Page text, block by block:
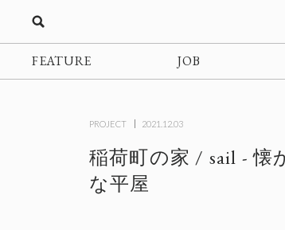
FEATURE JOB
PROJECT 2021.12.03
稲荷町の家 / sail - 懐
な平屋